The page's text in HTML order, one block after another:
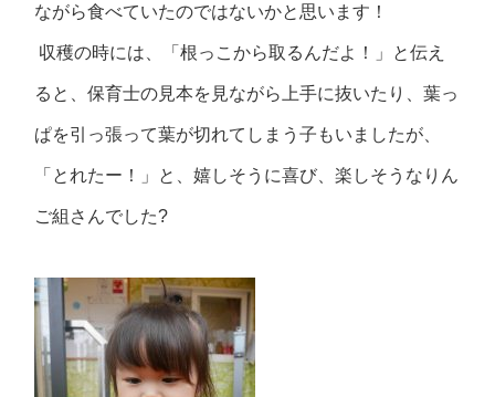
ながら食べていたのではないかと思います！
収穫の時には、「根っこから取るんだよ！」と伝え
ると、保育士の見本を見ながら上手に抜いたり、葉っ
ぱを引っ張って葉が切れてしまう子もいましたが、
「とれたー！」と、嬉しそうに喜び、楽しそうなりん
ご組さんでした?